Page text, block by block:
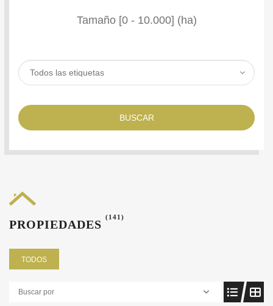
Tamaño [0- 10.000] (ha)
BUSCAR
PROPIEDADES
(141)
TODOS
Buscar por